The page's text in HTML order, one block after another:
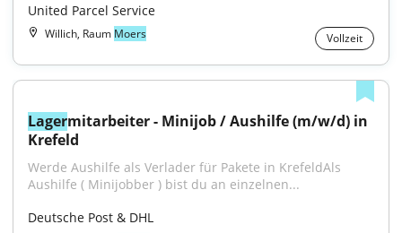
United Parcel Service
Willich, Raum Moers Vollzeit
Lagermitarbeiter - Minijob / Aushilfe (m/w/d) in
Krefeld
Werde Aushilfe als Verlader für Pakete in KrefeldAls
Aushilfe ( Minijobber ) bist du an einzelnen...
Deutsche Post & DHL